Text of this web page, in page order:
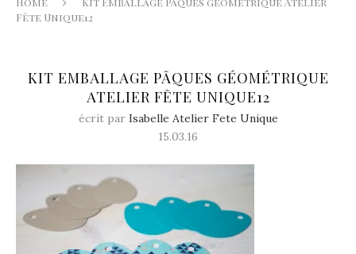
Fête Unique12
KIT EMBALLAGE PÂQUES GÉOMÉTRIQUE
ATELIER FÊTE UNIQUE12
écrit par Isabelle Atelier Fete Unique
15.03.16